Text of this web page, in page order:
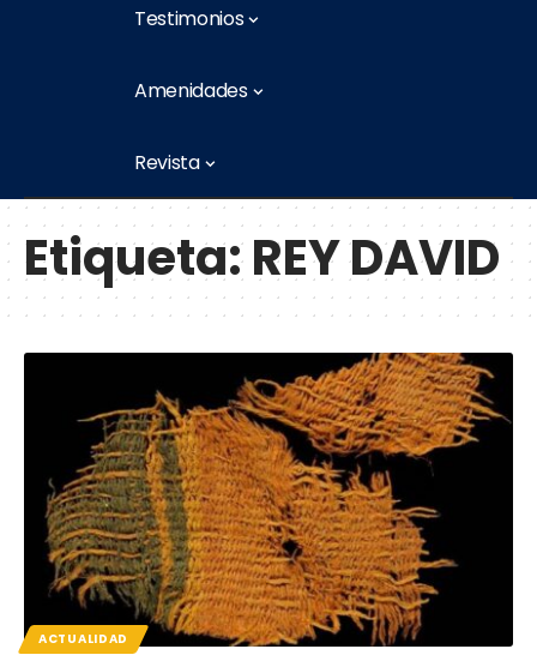
Testimonios
Amenidades
Revista
Etiqueta:REY DAVID
ACTUALIDAD